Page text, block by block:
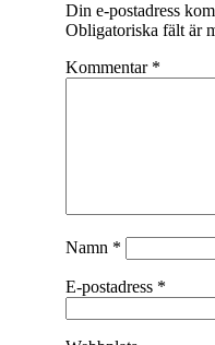
Din e-postadress
Obligatoriska fält är
Kommentar *
Namn *
E-postadress *